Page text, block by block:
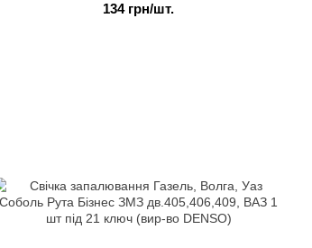
134 грн/шт.